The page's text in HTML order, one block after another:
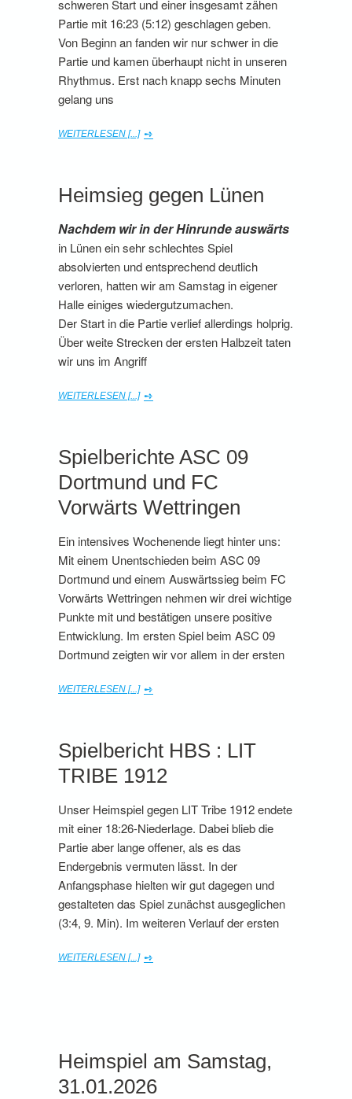
schweren Start und einer insgesamt zähen
Partie mit 16:23 (5:12) geschlagen geben.
Von Beginn an fanden wir nur schwer in die
Partie und kamen überhaupt nicht in unseren
Rhythmus. Erst nach knapp sechs Minuten
gelang uns
WEITERLESEN [...]
Heimsieg gegen Lünen
Nachdem wir in der Hinrunde auswärts
in Lünen ein sehr schlechtes Spiel
absolvierten und entsprechend deutlich
verloren, hatten wir am Samstag in eigener
Halle einiges wiedergutzumachen.
Der Start in die Partie verlief allerdings holprig.
Über weite Strecken der ersten Halbzeit taten
wir uns im Angriff
WEITERLESEN [...]
Spielberichte ASC 09
Dortmund und FC
Vorwärts Wettringen
Ein intensives Wochenende liegt hinter uns:
Mit einem Unentschieden beim ASC 09
Dortmund und einem Auswärtssieg beim FC
Vorwärts Wettringen nehmen wir drei wichtige
Punkte mit und bestätigen unsere positive
Entwicklung. Im ersten Spiel beim ASC 09
Dortmund zeigten wir vor allem in der ersten
WEITERLESEN [...]
Spielbericht HBS : LIT
TRIBE 1912
Unser Heimspiel gegen LIT Tribe 1912 endete
mit einer 18:26-Niederlage. Dabei blieb die
Partie aber lange offener, als es das
Endergebnis vermuten lässt. In der
Anfangsphase hielten wir gut dagegen und
gestalteten das Spiel zunächst ausgeglichen
(3:4, 9. Min). Im weiteren Verlauf der ersten
WEITERLESEN [...]
Heimspiel am Samstag,
31.01.2026